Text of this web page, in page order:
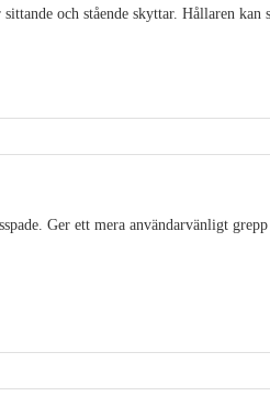
och stående skyttar. Hållaren kan
Ger ett mera användarvänligt